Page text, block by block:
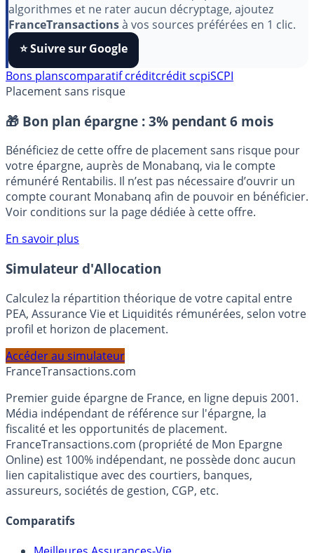
Pour soutenir le travail de notre équipe face aux
algorithmes et ne rater aucun décryptage, ajoutez
FranceTransactionsà vos sources préférées en 1 clic.
⭐️ Suivre sur Google
Placement sans risque
🎁 Bon plan épargne : 3% pendant 6 mois
Bénéficiez de cette offre de placement sans risque pour
votre épargne, auprès de Monabanq, via le compte
rémunéré Rentabilis. Il n’est pas nécessaire d’ouvrir un
Voir conditions sur la page dédiée à cette offre.
En savoir plus
Simulateur d'Allocation
Calculez la répartition théorique de votre capital entre
profil et horizon de placement.
FranceTransactions.com
Premier guide épargne de France, en ligne depuis 2001.
Média indépendant de référence sur l'épargne, la
fiscalité et les opportunités de placement.
FranceTransactions.com (propriété de Mon Epargne
Online) est 100% indépendant, ne possède donc aucun
assureurs, sociétés de gestion, CGP, etc.
Comparatifs